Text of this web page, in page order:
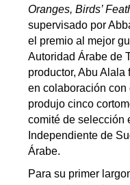
Oranges, Birds’
supervisado por
el premio al mejor
Autoridad Árabe de
productor, Abu
en colaboración
produjo cinco
comité de selección
Independiente de
Árabe.
Para su primer